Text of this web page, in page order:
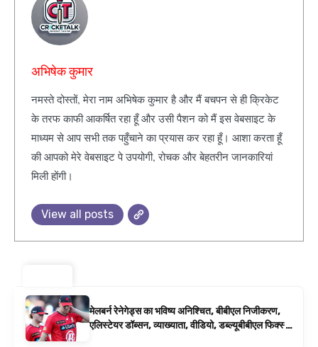
अभिषेक कुमार
नमस्ते दोस्तों, मेरा नाम अभिषेक कुमार है और मैं बचपन से ही क्रिकेट
के तरफ काफी आकर्षित रहा हूँ और उसी पैशन को मैं इस वेबसाइट के
माध्यम से आप सभी तक पहुँचाने का प्रयास कर रहा हूँ। आशा करता हूँ
की आपको मेरे वेबसाइट पे उपयोगी, रोचक और बेहतरीन जानकारियां
मिली होंगी।
View all posts
मेलबर्न रेनेगेड्स का भविष्य अनिश्चित, बीबीएल निजीकरण,
एलिस्टेयर डॉब्सन, व्याख्याता, वीडियो, डब्ल्यूबीबीएल फिक्स्चर